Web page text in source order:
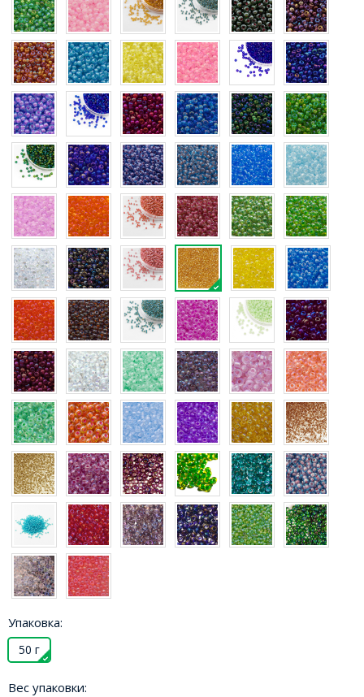
Упаковка:
50 г
Вес упаковки: